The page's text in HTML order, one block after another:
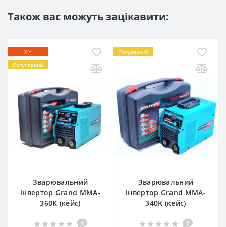
Також вас можуть зацікавити:
Хіт
Популярний
Зварювальний
інвертор Grand MMA-
360K (кейс)
0
Популярний
Зварювальний
інвертор Grand MMA-
340K (кейс)
0